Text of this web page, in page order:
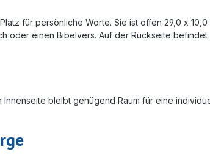
für persönliche Worte. Sie ist offen 29,0 x
einen Bibelvers. Auf der Rückseite
bleibt genügend Raum für eine